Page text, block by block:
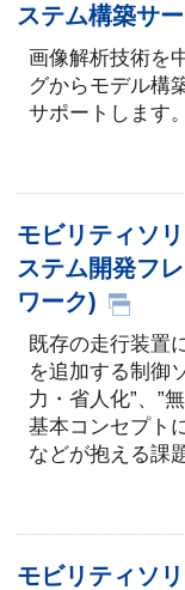
ステム構築サ
画像解析技術を
グからモデル構
サポートします。
モビリティソ
ステム開発フ
ワーク)
既存の走行装置
を追加する制御
力・省人化”、”
基本コンセプト
などが抱える課
モビリティソ